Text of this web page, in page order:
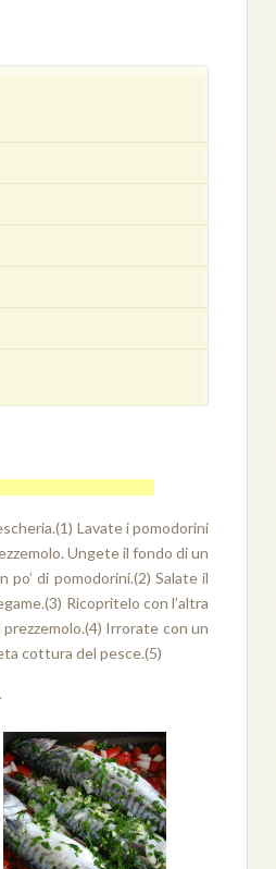
Lavate i pomodorini
Ungete il fondo di un
po’ di pomodorini.(2) Salate il
Ricopritelo con l’altra
Irrorate con un
cottura del pesce.(5)